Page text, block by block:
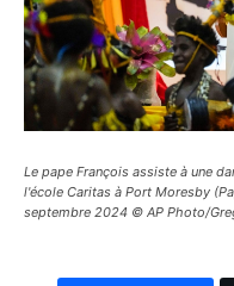
Le pape François assiste à une
l'école Caritas à Port Moresby
septembre 2024 © AP Photo/